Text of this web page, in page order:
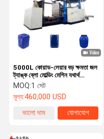
5000L কোয়াড-লেয়ার বড় ক্ষমতা জল
ট্যাঙ্ক ব্লো মোল্ডিং মেশিন যথার্থ
তাপমাত্রা নিয়ন্ত্রণ সঙ্গে
MOQ:1 সেট
মূল্য:460,000 USD
ভালো দাম
যোগাযোগ